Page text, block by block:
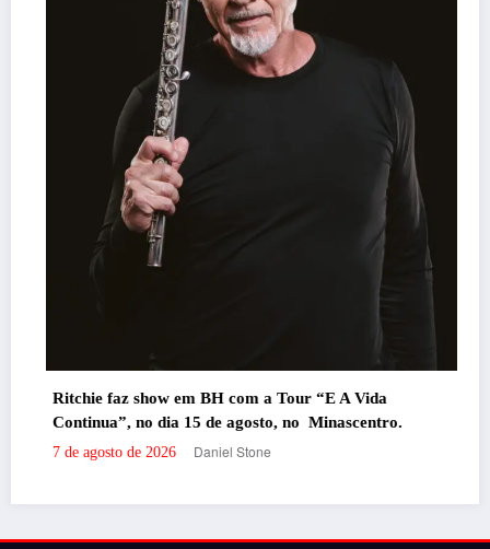
Ritchie faz show em BH com a Tour “E A Vida
Continua”, no dia 15 de agosto, no Minascentro.
7 de agosto de 2026 Daniel Stone